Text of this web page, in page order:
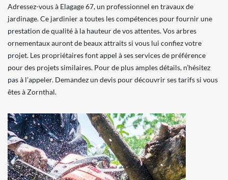
Adressez-vous à Elagage 67, un professionnel en travaux de
jardinage. Ce jardinier a toutes les compétences pour fournir une
prestation de qualité à la hauteur de vos attentes. Vos arbres
ornementaux auront de beaux attraits si vous lui confiez votre
projet. Les propriétaires font appel à ses services de préférence
pour des projets similaires. Pour de plus amples détails, n’hésitez
pas à l’appeler. Demandez un devis pour découvrir ses tarifs si vous
êtes à Zornthal.